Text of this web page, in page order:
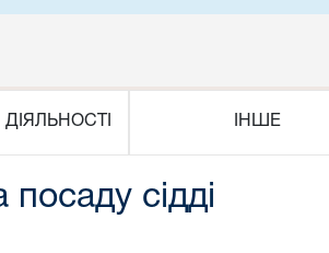
ІНШЕ
сідді